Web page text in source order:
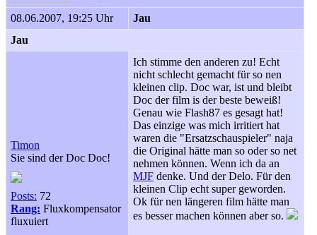
08.06.2007, 19:25 Uhr
Jau
Jau
Timon
Sie sind der Doc Doc!
Posts: 72
Rang: Fluxkompensator
fluxuiert
Ich stimme den anderen zu! Echt
nicht schlecht gemacht für so nen
kleinen clip. Doc war, ist und bleibt
Doc der film is der beste beweiß!
Genau wie Flash87 es gesagt hat!
Das einzige was mich irritiert hat
waren die "Ersatzschauspieler" naja
die Original hätte man so oder so net
nehmen können. Wenn ich da an
MJF denke. Und der Delo. Für den
kleinen Clip echt super geworden.
Ok für nen längeren film hätte man
es besser machen können aber so.